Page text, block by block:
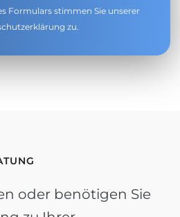
Formulars stimmen Sie unserer
zu.
oder benötigen Sie